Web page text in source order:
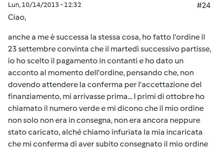
Lun, 10/14/2013 - 12:32
#24
Ciao,
anche a me è successa la stessa cosa, ho fatto l'ordine il
23 settembre convinta che il martedì successivo partisse,
io ho scelto il pagamento in contanti e ho dato un
acconto al momento dell'ordine, pensando che, non
dovendo attendere la conferma per l'accettazione del
finanziamento, mi arrivasse prima... I primi di ottobre ho
chiamato il numero verde e mi dicono che il mio ordine
non solo non era in consegna, non era ancora neppure
stato caricato, alché chiamo infuriata la mia incaricata
che mi conferma di aver subito consegnato il mio ordine